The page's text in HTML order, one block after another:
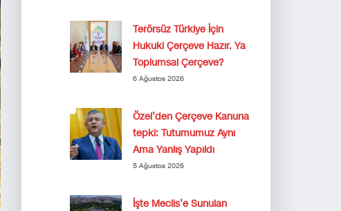
Terörsüz Türkiye İçin
Hukuki Çerçeve Hazır. Ya
Toplumsal Çerçeve?
6 Ağustos 2026
Özel’den Çerçeve Kanuna
tepki: Tutumumuz Aynı
Ama Yanlış Yapıldı
5 Ağustos 2026
İşte Meclis’e Sunulan